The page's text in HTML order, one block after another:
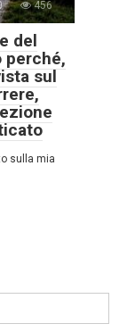
456
del
perché,
sul
sulla mia